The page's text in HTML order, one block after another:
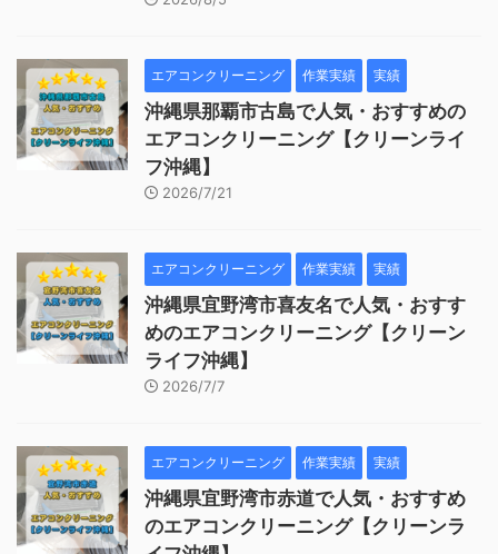
エアコンクリーニング 作業実績 実績
沖縄県那覇市古島で人気・おすすめの
エアコンクリーニング【クリーンライ
フ沖縄】
2026/7/21
エアコンクリーニング 作業実績 実績
沖縄県宜野湾市喜友名で人気・おすす
めのエアコンクリーニング【クリーン
ライフ沖縄】
2026/7/7
エアコンクリーニング 作業実績 実績
沖縄県宜野湾市赤道で人気・おすすめ
のエアコンクリーニング【クリーンラ